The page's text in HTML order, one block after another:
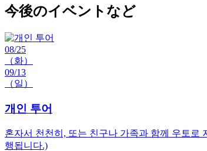
今後のイベントなど
08/25
（화）
09/13
（일）
개인 투어
혼자서 천천히, 또는 친구나 가족과 함께 우토로
행됩니다.)